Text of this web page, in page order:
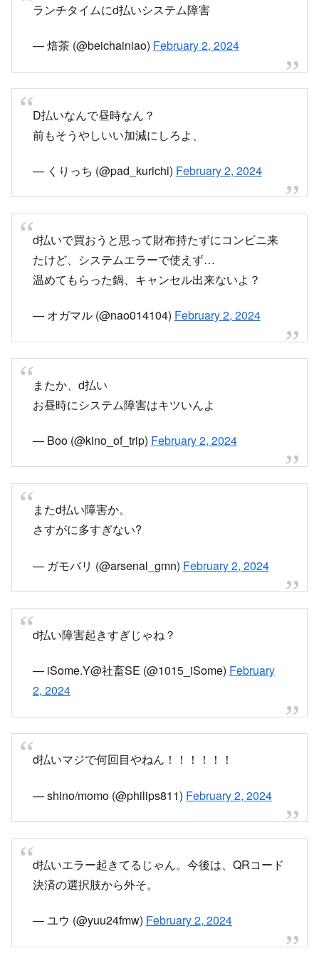
ランチタイムにd払いシステム障害
— 焙茶 (@beichainiao) February 2, 2024
D払いなんで昼時なん？
前もそうやしいい加減にしろよ、
— くりっち (@pad_kurichi) February 2, 2024
d払いで買おうと思って財布持たずにコンビニ来
たけど、システムエラーで使えず…
温めてもらった鍋、キャンセル出来ないよ？
— オガマル (@nao014104) February 2, 2024
またか、d払い
お昼時にシステム障害はキツいんよ
— Boo (@kino_of_trip) February 2, 2024
またd払い障害か。
さすがに多すぎない?
— ガモバリ (@arsenal_gmn) February 2, 2024
d払い障害起きすぎじゃね？
— iSome.Y@社畜SE (@1015_iSome) February
2, 2024
d払いマジで何回目やねん！！！！！！
— shino/momo (@philips811) February 2, 2024
d払いエラー起きてるじゃん。今後は、QRコード
決済の選択肢から外そ。
— ユウ (@yuu24fmw) February 2, 2024